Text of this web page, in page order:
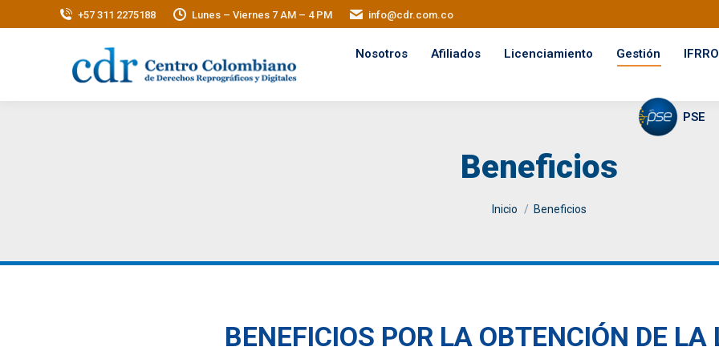
+57 311 2275188 Lunes – Viernes 7 AM – 4 PM info@cdr.com.co
Nosotros Afiliados Licenciamiento Gestión
PSE
Beneficios
You are here:
Inicio Beneficios
BENEFICIOS POR LA OBTENCIÓN DE LA